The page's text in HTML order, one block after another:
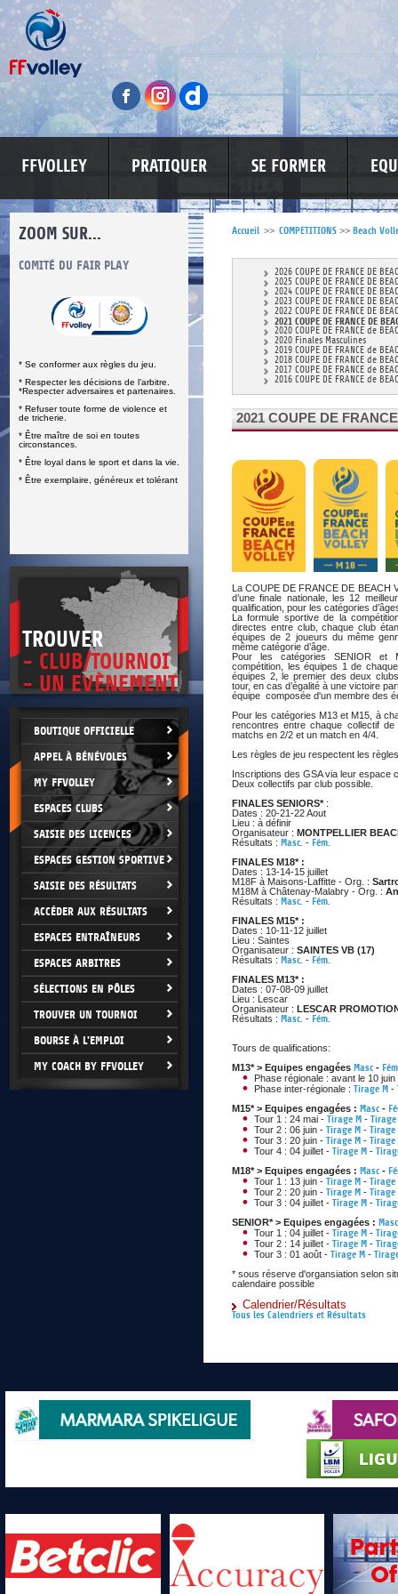
FFVOLLEY PRATIQUER SE FORMER
ZOOM SUR...
COMITÉ DU FAIR PLAY
* Se conformer aux règles du jeu.
* Respecter les décisions de l’arbitre.
*Respecter adversaires et partenaires.
* Refuser toute forme de violence et
de tricherie.
* Être maître de soi en toutes
circonstances.
* Être loyal dans le sport et dans la vie.
* Être exemplaire, généreux et tolérant
LUTTE CONTRE LES VIOLENCES MA PETITE
TROUVER
- CLUB/TOURNOI
- UN EVÈNEMENT
BOUTIQUE OFFICIELLE
APPEL À BÉNÉVOLES
MY FFVOLLEY
ESPACES CLUBS
SAISIE DES LICENCES
ESPACES GESTION SPORTIVE
SAISIE DES RÉSULTATS
ACCÉDER AUX RÉSULTATS
ESPACES ENTRAÎNEURS
ESPACES ARBITRES
SÉLECTIONS EN PÔLES
TROUVER UN TOURNOI
BOURSE À L'EMPLOI
MY COACH BY FFVOLLEY
Accueil >> COMPETITIONS >> Beach
2026 COUPE DE FRANCE DE
2025 COUPE DE FRANCE DE
2024 COUPE DE FRANCE DE
2023 COUPE DE FRANCE DE
2022 COUPE DE FRANCE DE
2021 COUPE DE FRANCE DE
2020 COUPE DE FRANCE de
2020 Finales Masculines
2019 COUPE DE FRANCE de
2018 COUPE DE FRANCE de
2017 COUPE DE FRANCE de
2016 COUPE DE FRANCE de
2021 COUPE DE
La COUPE DE FRANCE DE BEACH
d’une finale nationale, les 12
qualification, pour les catégories
La formule sportive de la
directes entre club, chaque club
équipes de 2 joueurs du même
même catégorie d’âge.
Pour les catégories SENIOR
compétition, les équipes 1 de
équipes 2, le premier des deux
tour, en cas d’égalité à une victoire
équipe composée d'un membre des
Pour les catégories M13 et M15, à
rencontres entre chaque collectif
matchs en 2/2 et un match en 4/4.
Les règles de jeu respectent les
Inscriptions des GSA via leur espace
Deux collectifs par club possible.
FINALES SENIORS*:
Dates : 20-21-22 Aout
Lieu : à définir
Organisateur : MONTPELLIER
Résultats : Masc. - Fém.
FINALES M18* :
Dates : 13-14-15 juillet
M18F à Maisons-Laffitte - Org. :
M18M à Châtenay-Malabry - Org. :
Résultats : Masc. - Fém.
FINALES M15* :
Dates : 10-11-12 juillet
Lieu : Saintes
Organisateur : SAINTES VB (17)
Résultats : Masc. - Fém.
FINALES M13* :
Dates : 07-08-09 juillet
Lieu : Lescar
Organisateur : LESCAR
Résultats : Masc. - Fém.
Tours de qualifications:
M13* > Equipes engagées Masc - Fém
Phase régionale : avant le 10 juin
Phase inter-régionale : Tirage M -
M15* > Equipes engagées : Masc -
Tour 1 : 24 mai - Tirage M - Tirage
Tour 2 : 06 juin - Tirage M - Tirage
Tour 3 : 20 juin - Tirage M - Tirage
Tour 4 : 04 juillet - Tirage M -
M18* > Equipes engagées : Masc -
Tour 1 : 13 juin - Tirage M - Tirage
Tour 2 : 20 juin - Tirage M - Tirage
Tour 3 : 04 juillet - Tirage M -
SENIOR* > Equipes engagées : Masc
Tour 1 : 04 juillet - Tirage M -
Tour 2 : 14 juillet - Tirage M -
Tour 3 : 01 août - Tirage M -
* sous réserve d'organsiation selon
calendaire possible
Calendrier/Résultats
Tous les Calendriers et Résultats